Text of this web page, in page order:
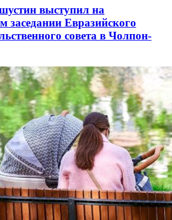
выступил на
заседании Евразийского
совета в Чолпон-